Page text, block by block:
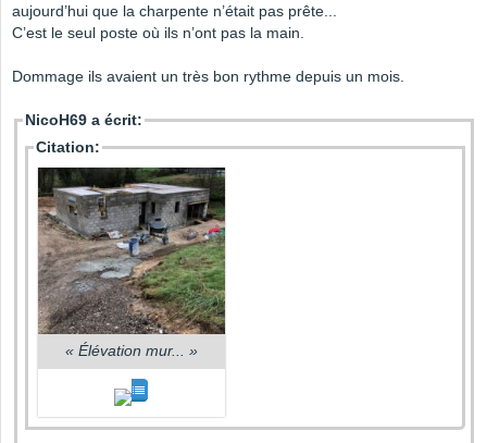
aujourd’hui que la charpente n’était pas prête...
C’est le seul poste où ils n’ont pas la main.
Dommage ils avaient un très bon rythme depuis un mois.
NicoH69 a écrit:
Citation:
« Élévation mur... »